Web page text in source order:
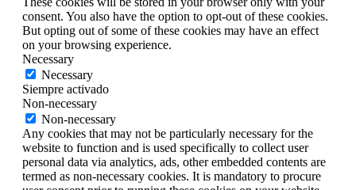
consent. You also have the option to opt-out of these cookies.
But opting out of some of these cookies may have an effect
on your browsing experience.
Necessary
Necessary
Siempre activado
Non-necessary
Non-necessary
Any cookies that may not be particularly necessary for the
website to function and is used specifically to collect user
personal data via analytics, ads, other embedded contents are
termed as non-necessary cookies. It is mandatory to procure